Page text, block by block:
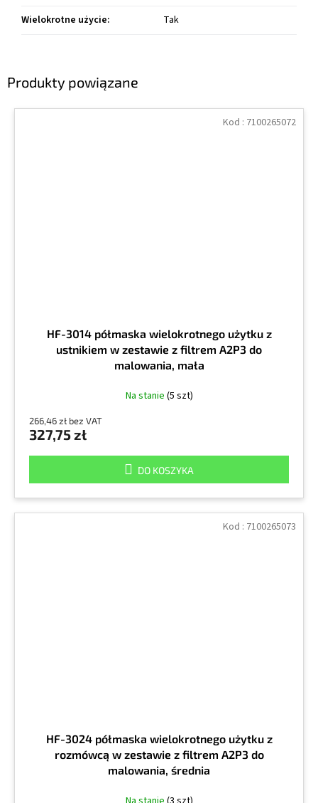
Produkty powiązane
HF-3014 półmaska wielokrotnego użytku z
ustnikiem w zestawie z filtrem A2P3 do
malowania, mała
Na stanie (5 szt)
266,46 zł bez VAT
327,75 zł
DO KOSZYKA
Kod : 7100265072
HF-3024 półmaska wielokrotnego użytku z
rozmówcą w zestawie z filtrem A2P3 do
malowania, średnia
Kod : 7100265073
Wielokrotne użycie: Tak